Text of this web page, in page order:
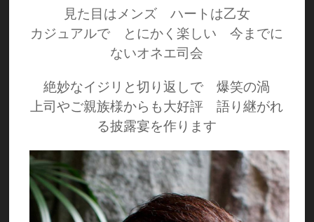
見た目はメンズ ハートは乙女
カジュアルで とにかく楽しい 今までに
ないオネエ司会
絶妙なイジリと切り返しで 爆笑の渦
上司やご親族様からも大好評 語り継がれ
る披露宴を作ります